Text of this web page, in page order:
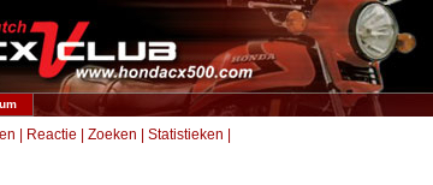
Reactie Zoeken Statistieken